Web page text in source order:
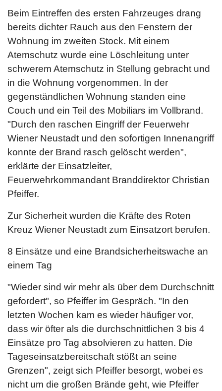
Beim Eintreffen des ersten Fahrzeuges drang
bereits dichter Rauch aus den Fenstern der
Wohnung im zweiten Stock. Mit einem
Atemschutz wurde eine Löschleitung unter
schwerem Atemschutz in Stellung gebracht und
in die Wohnung vorgenommen. In der
gegenständlichen Wohnung standen eine
Couch und ein Teil des Mobiliars im Vollbrand.
"Durch den raschen Eingriff der Feuerwehr
Wiener Neustadt und den sofortigen Innenangriff
konnte der Brand rasch gelöscht werden",
erklärte der Einsatzleiter,
Feuerwehrkommandant Branddirektor Christian
Pfeiffer.
Zur Sicherheit wurden die Kräfte des Roten
Kreuz Wiener Neustadt zum Einsatzort berufen.
8 Einsätze und eine Brandsicherheitswache an
einem Tag
"Wieder sind wir mehr als über dem Durchschnitt
gefordert", so Pfeiffer im Gespräch. "In den
letzten Wochen kam es wieder häufiger vor,
dass wir öfter als die durchschnittlichen 3 bis 4
Einsätze pro Tag absolvieren zu hatten. Die
Tageseinsatzbereitschaft stößt an seine
Grenzen", zeigt sich Pfeiffer besorgt, wobei es
nicht um die großen Brände geht, wie Pfeiffer